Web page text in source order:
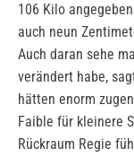
106 Kilo
auch neun
Auch daran sehe
verändert habe,
hätten enorm
Faible für kleinere
Rückraum Regie